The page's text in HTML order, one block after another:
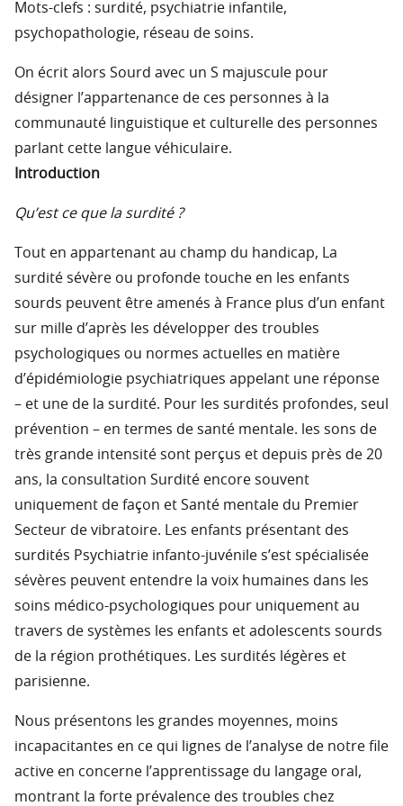
Mots-clefs : surdité, psychiatrie infantile,
psychopathologie, réseau de soins.
On écrit alors Sourd avec un S majuscule pour
désigner l’appartenance de ces personnes à la
communauté linguistique et culturelle des personnes
parlant cette langue véhiculaire.
Introduction
Qu’est ce que la surdité ?
Tout en appartenant au champ du handicap, La
surdité sévère ou profonde touche en les enfants
sourds peuvent être amenés à France plus d’un enfant
sur mille d’après les développer des troubles
psychologiques ou normes actuelles en matière
d’épidémiologie psychiatriques appelant une réponse
– et une de la surdité. Pour les surdités profondes, seul
prévention – en termes de santé mentale. les sons de
très grande intensité sont perçus et depuis près de 20
ans, la consultation Surdité encore souvent
uniquement de façon et Santé mentale du Premier
Secteur de vibratoire. Les enfants présentant des
surdités Psychiatrie infanto-juvénile s’est spécialisée
sévères peuvent entendre la voix humaines dans les
soins médico-psychologiques pour uniquement au
travers de systèmes les enfants et adolescents sourds
de la région prothétiques. Les surdités légères et
parisienne.
Nous présentons les grandes moyennes, moins
incapacitantes en ce qui lignes de l’analyse de notre file
active en concerne l’apprentissage du langage oral,
montrant la forte prévalence des troubles chez